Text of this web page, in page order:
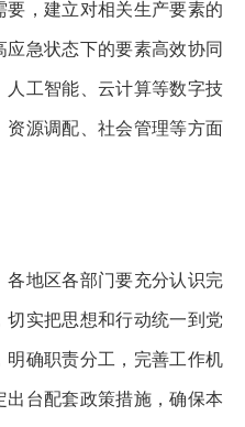
，建立对相关生产要素的
急状态下的要素高效协同
人工智能、云计算等数字技
源调配、社会管理等方面
地区各部门要充分认识完
实把思想和行动统一到党
明确职责分工，完善工作机
台配套政策措施，确保本